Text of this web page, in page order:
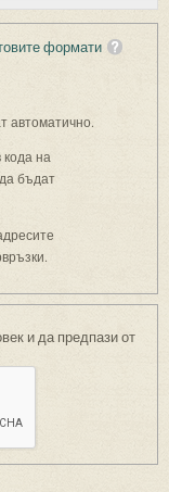
формати
автоматично.
на
бъдат
и да предпази от